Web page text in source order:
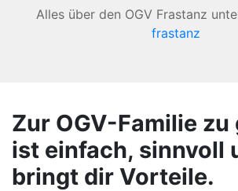
Alles über den OGV Frastanz
frastanz
Zur OGV-Familie zu
ist einfach, sinnvoll
bringt dir Vorteile.